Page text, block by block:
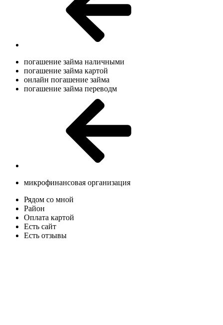
погашение займа наличными
погашение займа картой
онлайн погашение займа
погашение займа переводм
микрофинансовая организация
Рядом со мной
Район
Оплата картой
Есть сайт
Есть отзывы